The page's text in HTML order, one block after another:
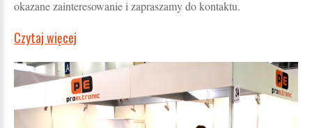
okazane zainteresowanie i zapraszamy do kontaktu.
Czytaj więcej